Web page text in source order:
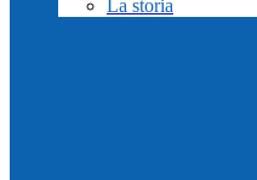
La storia